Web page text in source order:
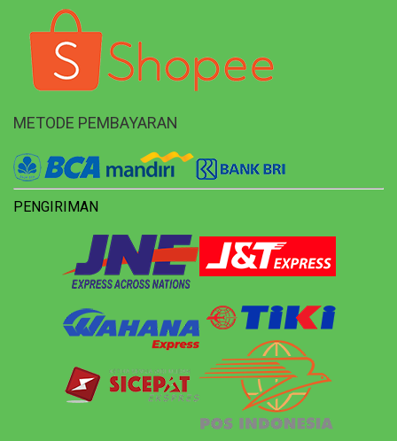
METODE PEMBAYARAN
PENGIRIMAN